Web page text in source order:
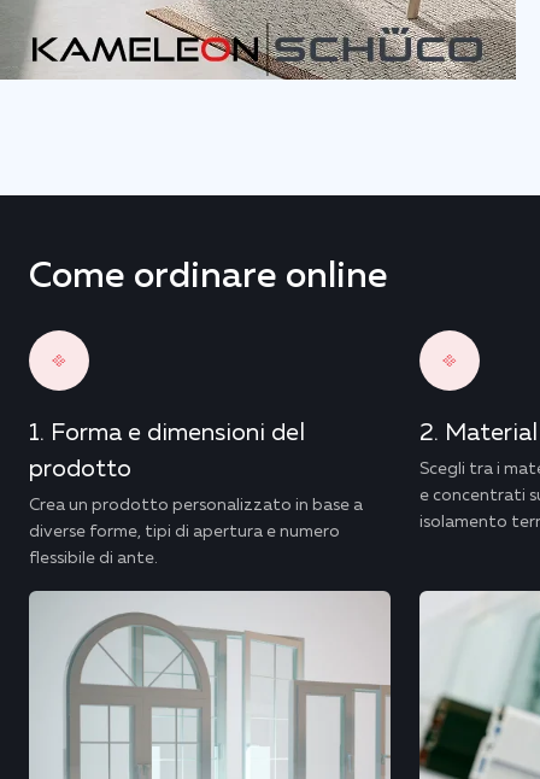
Come ordinare online
Forma e dimensioni del
prodotto
Crea un prodotto personalizzato in base a
diverse forme, tipi di apertura e numero
flessibile di ante.
Scegli tra i
e concentrati
isolamento